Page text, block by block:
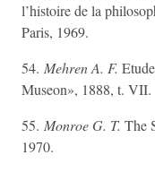
l’histoire de la
Paris, 1969.
54. Mehren A. F.
Museon», 1888, t. VII.
55. Monroe G. T. The
1970.